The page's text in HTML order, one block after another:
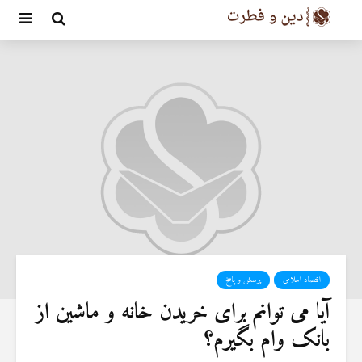
اقتصاد اسلامی پرسش و پاسخ
آیا می توانم برای خریدن خانه و ماشین از
بانک وام بگیرم؟